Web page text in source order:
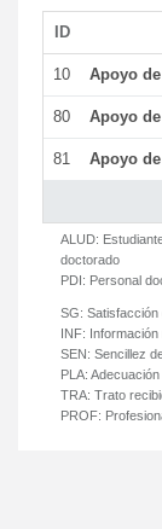
ID
10 Apoyo
80 Apoyo
81 Apoyo
ALUD:
doctorado
PDI: Personal
SG: Satisfacción
INF: Información
SEN: Sencillez
PLA:
TRA: Trato
PROF: